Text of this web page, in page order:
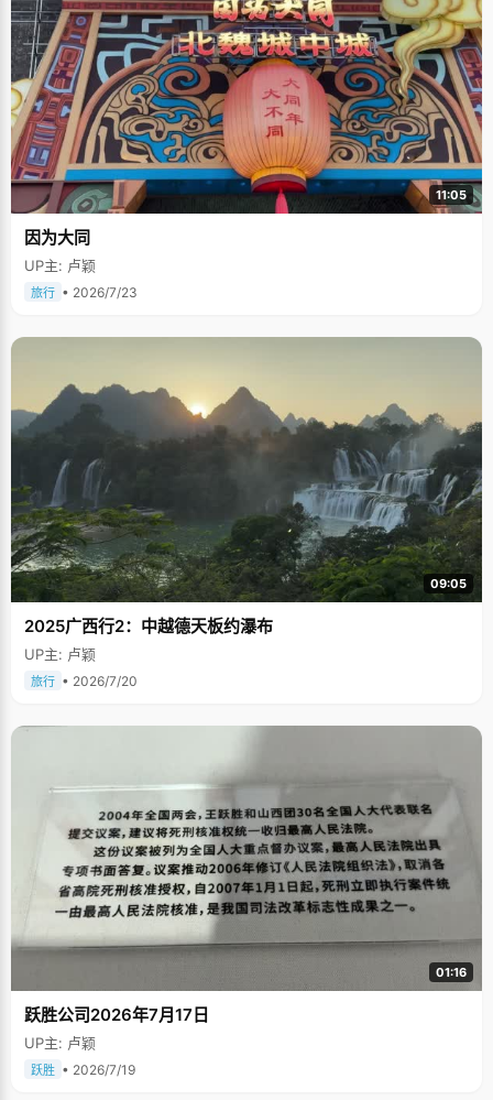
11:05
因为大同
UP主: 卢颖
旅行 • 2026/7/23
09:05
2025广西行2：中越德天板约瀑布
UP主: 卢颖
旅行 • 2026/7/20
01:16
跃胜公司2026年7月17日
UP主: 卢颖
跃胜 • 2026/7/19